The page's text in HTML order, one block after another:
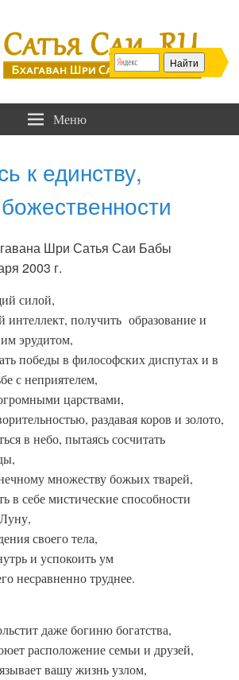
Меню
к единству,
Шри Сатья Саи Бабы
2003 г.
силой,
интеллект, получить образование и
эрудитом,
победы в философских диспутах и в
с неприятелем,
царствами,
раздавая коров и золото,
в небо, пытаясь сосчитать
множеству божьих тварей,
в себе мистические способности
своего тела,
и успокоить ум
несравненно труднее.
даже богиню богатства,
расположение семьи и друзей,
вашу жизнь узлом,